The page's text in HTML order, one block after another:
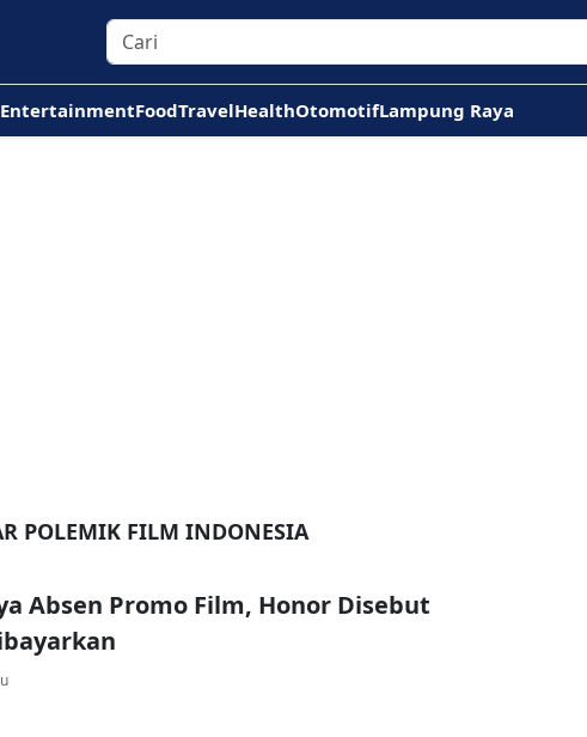
EntertainmentFoodTravelHealthOtomotifLampung Raya
POLEMIK FILM INDONESIA
Absen Promo Film, Honor Disebut